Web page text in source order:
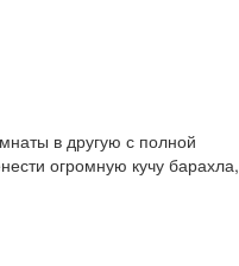
в другую с полной
огромную кучу барахла,